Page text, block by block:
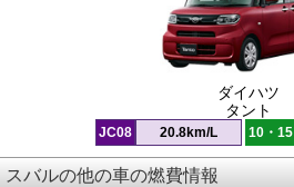
ダイハツ
タント
JC08 20.8km/L 10・15
スバルの他の車の燃費情報